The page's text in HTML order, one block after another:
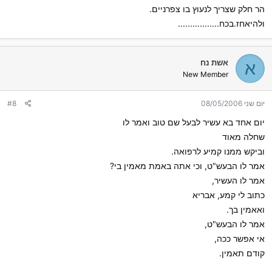
הר חלק שצריך לנעוץ בו צפרניים.
ולהיאחז.בכח.................
א אשת נח
New Member
יום שני 08/05/2006 #8
יום אחד בא עשיר לבעל שם טוב ואמר לו
שחלה מאוד
וביקש ממנו קמיע לרפואה.
אמר לו הבעש"ט, וכי אתה באמת מאמין בי?
אמר לו העשיר,
כתוב לי קמע, אבריא
ואאמין בך.
אמר לו הבעש"ט,
אי אפשר ככה,
קודם תאמין.